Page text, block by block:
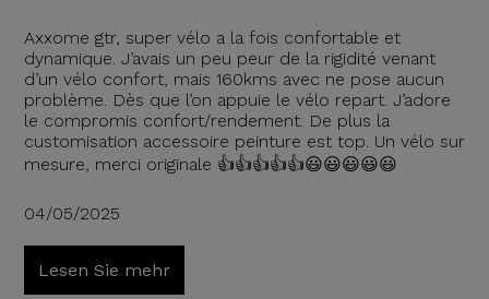
Axxome gtr, super vélo a la fois confortable et
dynamique. J’avais un peu peur de la rigidité venant
d’un vélo confort, mais 160kms avec ne pose aucun
problème. Dès que l’on appuie le vélo repart. J’adore
le compromis confort/rendement. De plus la
customisation accessoire peinture est top. Un vélo sur
mesure, merci originale 👍👍👍👍👍😃😃😃😃😃
04/05/2025
Lesen Sie mehr